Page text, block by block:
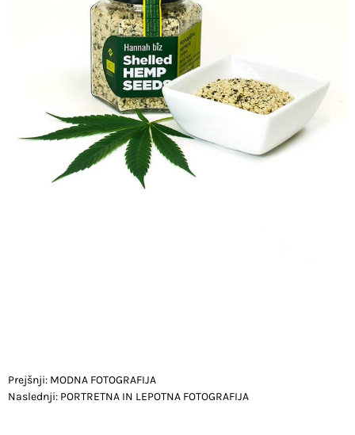
POST
NAVIGATION
Prejšnji: MODNA FOTOGRAFIJA
Naslednji: PORTRETNA IN LEPOTNA FOTOGRAFIJA